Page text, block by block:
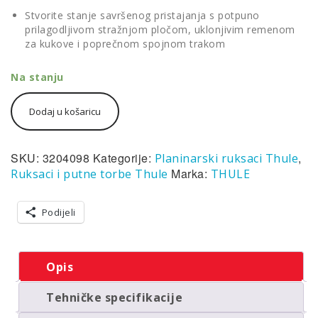
Stvorite stanje savršenog pristajanja s potpuno
prilagodljivom stražnjom pločom, uklonjivim remenom
za kukove i poprečnom spojnom trakom
Na stanju
Thule
Stir
35L
muški
planinarski
crni
količina
Dodaj u košaricu
SKU: 3204098 Kategorije: Planinarski ruksaci Thule,
Ruksaci i putne torbe Thule Marka: THULE
Podijeli
Opis
Tehničke specifikacije